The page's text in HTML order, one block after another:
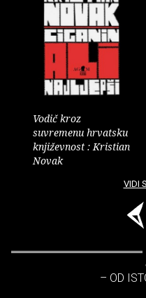
Vodič kroz
suvremenu hrvatsku
književnost : Kristian
Novak
VIDI
– OD